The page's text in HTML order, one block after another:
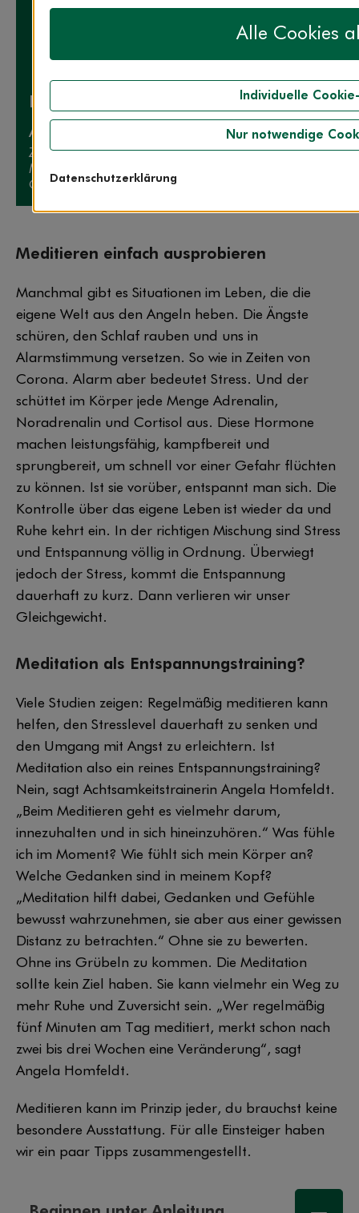
Angela Homfeldt
Zertifizierte Achtsamkeitstrainerin
Meditations- und Yogalehrerin sowie Diplom-
Ökonomin in Essen
Meditieren einfach ausprobieren
Manchmal gibt es Situationen im Leben, die die
eigene Welt aus den Angeln heben. Die Ängste
schüren, den Schlaf rauben und uns in
Alarmstimmung versetzen. So wie in Zeiten von
Corona. Alarm aber bedeutet Stress. Und der
schüttet im Körper jede Menge Adrenalin,
Noradrenalin und Cortisol aus. Diese Hormone
machen leistungsfähig, kampfbereit und
sprungbereit, um schnell vor einer Gefahr flüchten
zu können. Ist sie vorüber, entspannt man sich. Die
Kontrolle über das eigene Leben ist wieder da und
Ruhe kehrt ein. In der richtigen Mischung sind Stress
und Entspannung völlig in Ordnung. Überwiegt
jedoch der Stress, kommt die Entspannung
dauerhaft zu kurz. Dann verlieren wir unser
Gleichgewicht.
Meditation als Entspannungstraining?
Viele Studien zeigen: Regelmäßig meditieren kann
helfen, den Stresslevel dauerhaft zu senken und
den Umgang mit Angst zu erleichtern. Ist
Meditation also ein reines Entspannungstraining?
Nein, sagt Achtsamkeitstrainerin Angela Homfeldt.
„Beim Meditieren geht es vielmehr darum,
innezuhalten und in sich hineinzuhören.“ Was fühle
ich im Moment? Wie fühlt sich mein Körper an?
Welche Gedanken sind in meinem Kopf?
„Meditation hilft dabei, Gedanken und Gefühle
bewusst wahrzunehmen, sie aber aus einer gewissen
Distanz zu betrachten.“ Ohne sie zu bewerten.
Ohne ins Grübeln zu kommen. Die Meditation
sollte kein Ziel haben. Sie kann vielmehr ein Weg zu
mehr Ruhe und Zuversicht sein. „Wer regelmäßig
fünf Minuten am Tag meditiert, merkt schon nach
zwei bis drei Wochen eine Veränderung“, sagt
Angela Homfeldt.
Meditieren kann im Prinzip jeder, du brauchst keine
besondere Ausstattung. Für alle Einsteiger haben
wir ein paar Tipps zusammengestellt.
Alle Cookies
Individuelle
Nur notwendige
Datenschutzerklärung